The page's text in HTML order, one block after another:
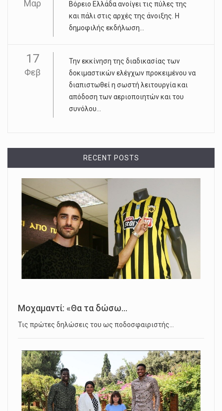
Μαρ
Βόρειο Ελλάδα ανοίγει τις πύλες της
και πάλι στις αρχές της άνοιξης. Η
δημοφιλής εκδήλωση...
17
Φεβ
Την εκκίνηση της διαδικασίας των
δοκιμαστικών ελέγχων προκειμένου να
διαπιστωθεί η σωστή λειτουργία και
απόδοση των αεριοποιητών και του
συνόλου...
RECENT POSTS
Μοχαμαντί: «Θα τα δώσω...
Τις πρώτες δηλώσεις του ως ποδοσφαιριστής…